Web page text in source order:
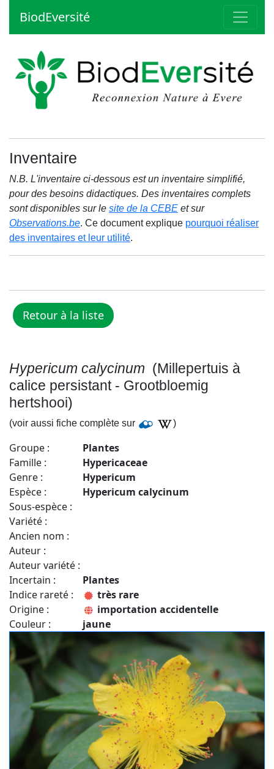
BiodEversité
Inventaire
N.B. L'inventaire ci-dessous est un inventaire simplifié,
pour des besoins didactiques. Des inventaires complets
sont disponibles sur le site de la CEBE et sur
Observations.be. Ce document explique pourquoi réaliser
des inventaires et leur utilité.
Hypericum calycinum (Millepertuis à
calice persistant - Grootbloemig
hertshooi)
(voir aussi fiche complète sur )
Groupe :
Plantes
Famille :
Hypericaceae
Genre :
Hypericum
Espèce :
Hypericum calycinum
Sous-espèce :
Variété :
Ancien nom :
Auteur :
Auteur variété :
Incertain :
Plantes
Indice rareté :
très rare
Origine :
importation accidentelle
Couleur :
jaune